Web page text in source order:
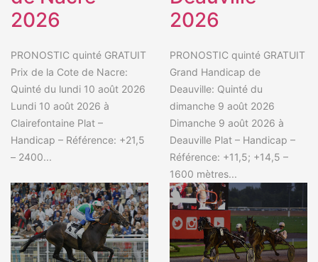
2026
PRONOSTIC quinté GRATUIT
Prix de la Cote de Nacre:
Quinté du lundi 10 août 2026
Lundi 10 août 2026 à
Clairefontaine Plat –
Handicap – Référence: +21,5
– 2400...
2026
PRONOSTIC quinté GRATUIT
Grand Handicap de
Deauville: Quinté du
dimanche 9 août 2026
Dimanche 9 août 2026 à
Deauville Plat – Handicap –
Référence: +11,5; +14,5 –
1600 mètres...